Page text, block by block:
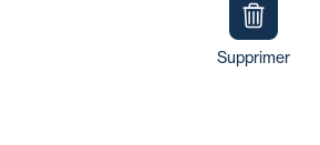
Supprimer